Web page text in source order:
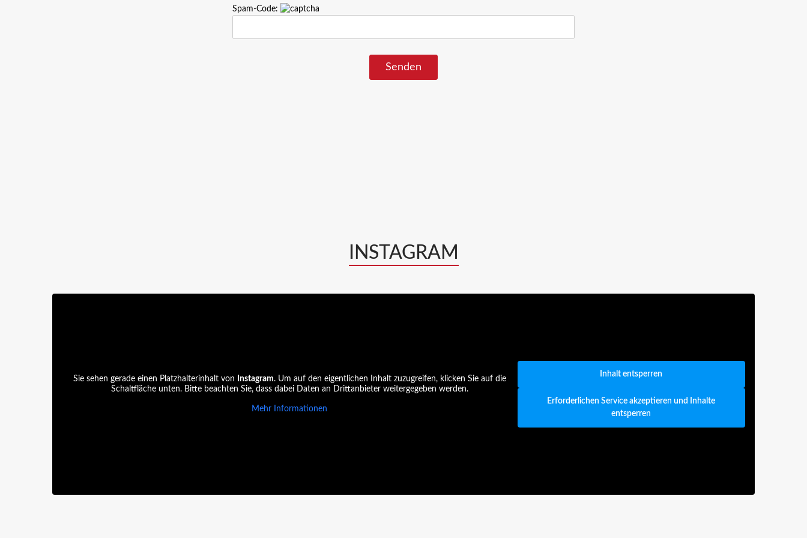
Spam-Code:
INSTAGRAM
Sie sehen gerade einen Platzhalterinhalt von Instagram. Um auf den eigentlichen Inhalt zuzugreifen, klicken Sie auf die
Schaltfläche unten. Bitte beachten Sie, dass dabei Daten an Drittanbieter weitergegeben werden.
Mehr Informationen
Inhalt entsperren
Erforderlichen Service akzeptieren und Inhalte
entsperren